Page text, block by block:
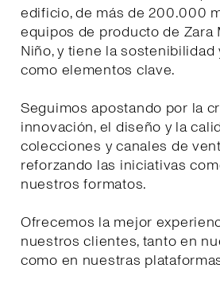
edificio, de más de 200.000
equipos de producto de Zara
Niño, y tiene la
como elementos clave.
Seguimos apostando por la
innovación, el diseño y la
colecciones y canales de
reforzando las iniciativas
nuestros formatos.
Ofrecemos la mejor
nuestros clientes, tanto en
como en nuestras